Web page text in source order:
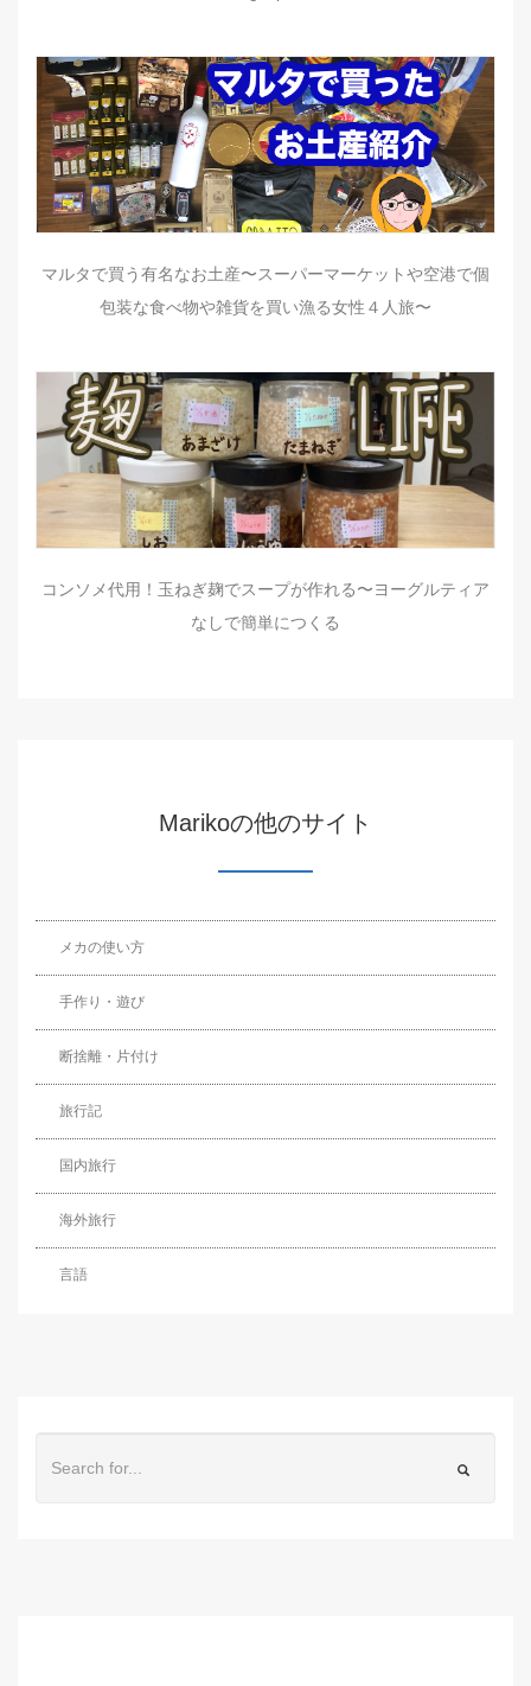
マルタで買う有名なお土産〜スーパーマーケットや空港で個
包装な食べ物や雑貨を買い漁る女性４人旅〜
コンソメ代用！玉ねぎ麹でスープが作れる〜ヨーグルティア
なしで簡単につくる
Marikoの他のサイト
メカの使い方
手作り・遊び
断捨離・片付け
旅行記
国内旅行
海外旅行
言語